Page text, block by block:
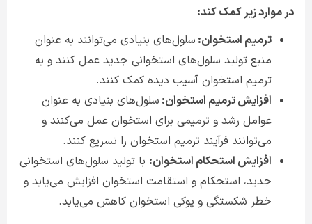
در موارد زیر کمک کند:
ترمیم استخوان: سلول‌های بنیادی می‌توانند به عنوان
منبع تولید سلول‌های استخوانی جدید عمل کنند و به
ترمیم استخوان آسیب دیده کمک کنند.
افزایش ترمیم استخوان: سلول‌های بنیادی به عنوان
عوامل رشد و ترمیمی برای استخوان عمل می‌کنند و
می‌توانند فرآیند ترمیم استخوان را تسریع کنند.
افزایش استحکام استخوان: با تولید سلول‌های استخوانی
جدید، استحکام و استقامت استخوان افزایش می‌یابد و
خطر شکستگی و پوکی استخوان کاهش می‌یابد.